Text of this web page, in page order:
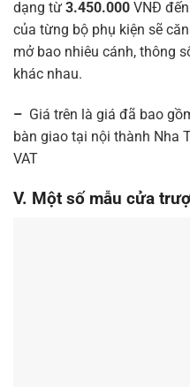
dạng từ 3.450.000 VNĐ đến
của từng bộ phụ kiện sẽ
mở bao nhiêu cánh, thông
khác nhau.
– Giá trên là giá đã bao
bàn giao tại nội thành Nha
VAT
V. Một số mẫu cửa